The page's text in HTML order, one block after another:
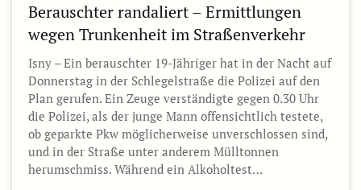
Berauschter randaliert – Ermittlungen
wegen Trunkenheit im Straßenverkehr
Isny – Ein berauschter 19-Jähriger hat in der Nacht auf
Donnerstag in der Schlegelstraße die Polizei auf den
Plan gerufen. Ein Zeuge verständigte gegen 0.30 Uhr
die Polizei, als der junge Mann offensichtlich testete,
ob geparkte Pkw möglicherweise unverschlossen sind,
und in der Straße unter anderem Mülltonnen
herumschmiss. Während ein Alkoholtest…